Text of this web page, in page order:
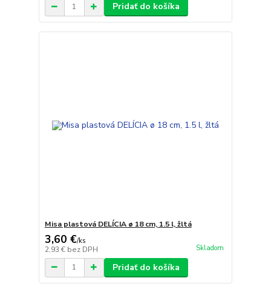
Pridať do košíka
Misa plastová DELÍCIA ø 18 cm, 1.5 l, žltá
3,60 €/ks
2,93 € bez DPH Skladom
Pridať do košíka